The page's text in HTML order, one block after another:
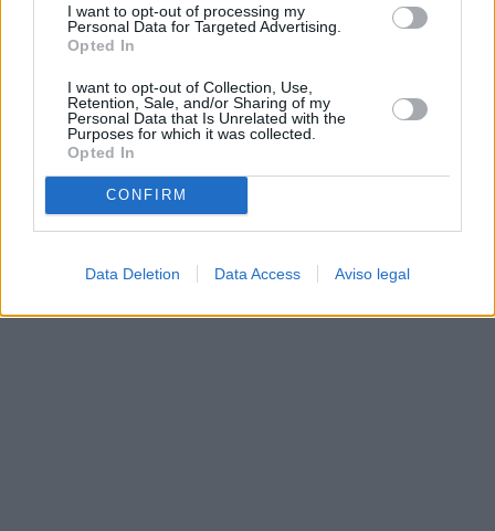
I want to opt-out of processing my
Personal Data for Targeted Advertising.
Opted In
I want to opt-out of Collection, Use,
Retention, Sale, and/or Sharing of my
Personal Data that Is Unrelated with the
Purposes for which it was collected.
Opted In
CONFIRM
Data Deletion Data Access Aviso legal